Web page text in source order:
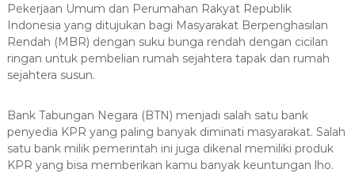
Pekerjaan Umum dan Perumahan Rakyat Republik
Indonesia yang ditujukan bagi Masyarakat Berpenghasilan
Rendah (MBR) dengan suku bunga rendah dengan cicilan
ringan untuk pembelian rumah sejahtera tapak dan rumah
sejahtera susun.
Bank Tabungan Negara (BTN) menjadi salah satu bank
penyedia KPR yang paling banyak diminati masyarakat. Salah
satu bank milik pemerintah ini juga dikenal memiliki produk
KPR yang bisa memberikan kamu banyak keuntungan lho.